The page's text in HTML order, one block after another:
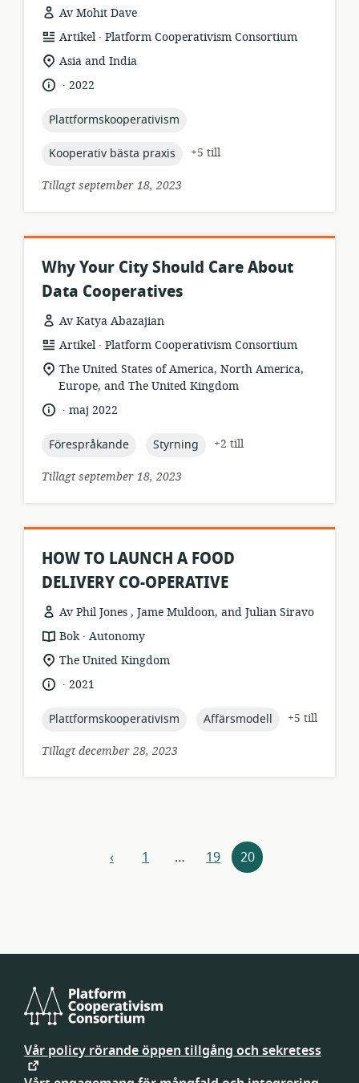
Av Mohit Dave
resursformat:
Artikel .
utgivare:
Platform Cooperativism Consortium
relevant
plats:
Asia and India
språk:
.
publiceringsdatum:
2022
topic:
Plattformskooperativism
topic:
Kooperativ bästa praxis
+5 till
Tillagt september 18, 2023
Why Your City Should Care About
Data Cooperatives
Av Katya Abazajian
resursformat:
Artikel .
utgivare:
Platform Cooperativism Consortium
relevant
plats:
The United States of America, North America,
Europe, and The United Kingdom
språk:
.
publiceringsdatum:
maj 2022
topic:
Förespråkande topic:
Styrning
+2 till
Tillagt september 18, 2023
HOW TO LAUNCH A FOOD
DELIVERY CO-OPERATIVE
Av Phil Jones , Jame Muldoon, and Julian Siravo
resursformat:
Bok .
utgivare:
Autonomy
relevant
plats:
The United Kingdom
språk:
.
publiceringsdatum:
2021
topic:
Plattformskooperativism topic:
Affärsmodell
+5 till
Tillagt december 28, 2023
Resursnavigering
‹föregående
1 … 19 20
Platform
Cooperativism
Consortium
Vår policy rörande öppen tillgång och sekretess